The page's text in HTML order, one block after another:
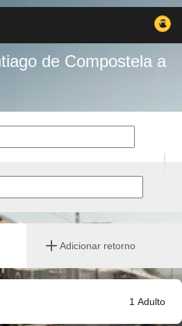
de Compostela a
Adicionar retorno
1 Adulto